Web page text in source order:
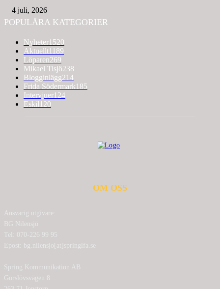
4 juli, 2026
POPULÄRA KATEGORIER
Nyheter1520
Aktuellt1189
Löparen269
Mikael Tisjö238
Blogginlägg214
Frida Södermark185
Intervjuer124
Eskil120
OM OSS
Ansvarig utgivare:
BG Nilensjö
Tel: 070-226 99 95
Epost: bg.nilensjo[at]springlfa.se
Spring Kommunikation AB
Görslövsvägen 8